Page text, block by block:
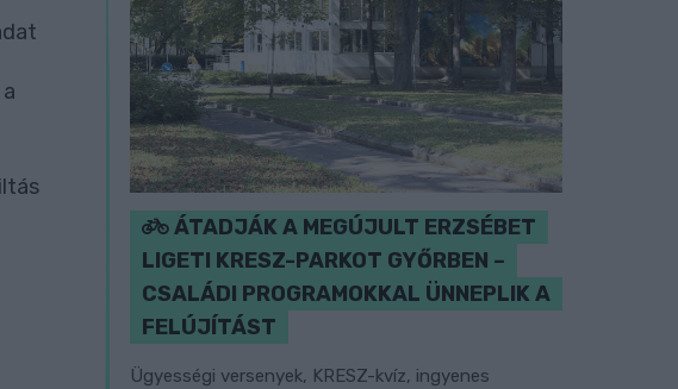
ÁTADJÁK A MEGÚJULT ERZSÉBET
LIGETI KRESZ-PARKOT GYŐRBEN –
CSALÁDI PROGRAMOKKAL ÜNNEPLIK A
FELÚJÍTÁST
Ügyességi versenyek, KRESZ-kvíz, ingyenes